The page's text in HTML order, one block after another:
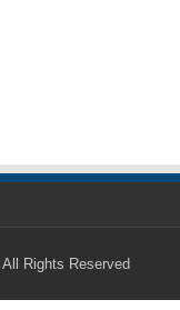
All Rights Reserved